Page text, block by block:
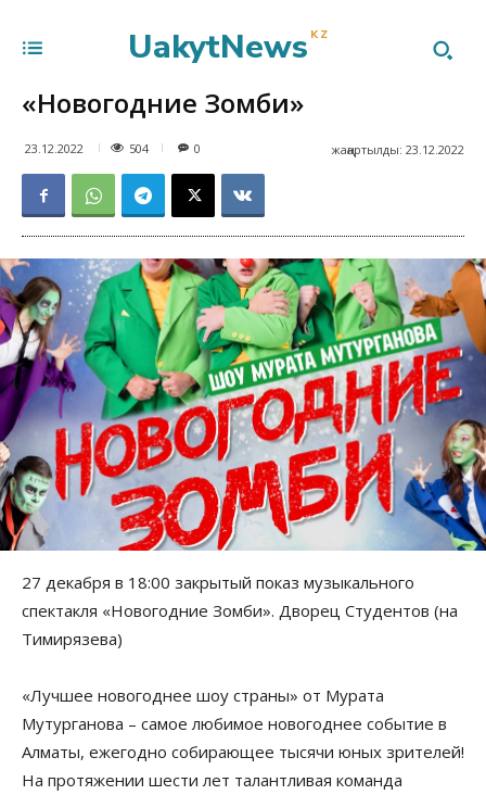
UakytNews KZ
«Новогодние Зомби»
23.12.2022 504 жаңартылды: 23.12.2022
0
27 декабря в 18:00 закрытый показ музыкального
спектакля «Новогодние Зомби». Дворец Студентов (на
Тимирязева)
«Лучшее новогоднее шоу страны» от Мурата
Мутурганова – самое любимое новогоднее событие в
Алматы, ежегодно собирающее тысячи юных зрителей!
На протяжении шести лет талантливая команда